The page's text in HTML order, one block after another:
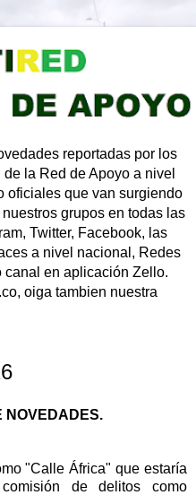
reportadas por los
la Red de Apoyo a nivel
oficiales que van surgiendo
grupos en todas las
Twitter, Facebook, las
a nivel nacional, Redes
canal en aplicación Zello.
oiga tambien nuestra
NOVEDADES.
"Calle África" que estaría
de delitos como